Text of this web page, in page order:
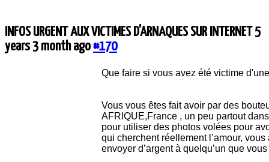
INFOS URGENT AUX VICTIMES D'ARNAQUES SUR INTERNET5
years 3 month ago#170
Que faire si vous avez été victime
Vous vous êtes fait avoir par des
AFRIQUE,France , un peu partout
pour utiliser des photos volées pour
qui cherchent réellement l’amour,
envoyer d’argent à quelqu’un que